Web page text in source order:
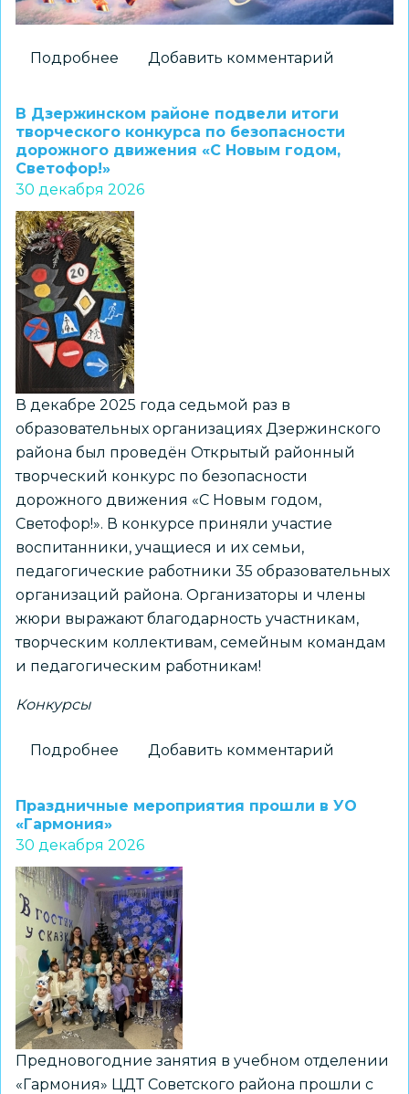
Подробнее
Новым
годом
и
Добавить комментарий
В Дзержинском районе подвели итоги
творческого конкурса по безопасности
дорожного движения «С Новым годом,
Светофор!»
30 декабря 2026
В декабре 2025 года седьмой раз в
образовательных организациях Дзержинского
района был проведён Открытый районный
творческий конкурс по безопасности
дорожного движения «С Новым годом,
Светофор!». В конкурсе приняли участие
воспитанники, учащиеся и их семьи,
педагогические работники 35 образовательных
организаций района. Организаторы и члены
жюри выражают благодарность участникам,
творческим коллективам, семейным командам
и педагогическим работникам!
Конкурсы
Подробнее
подвели
итоги
творческого
конкурса
по
безопасности
дорожного
движения
«С
Новым
годом,
Добавить комментарий
Праздничные мероприятия прошли в УО
«Гармония»
30 декабря 2026
Предновогодние занятия в учебном отделении
«Гармония» ЦДТ Советского района прошли с